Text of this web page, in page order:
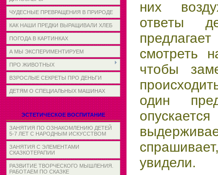
ЧУДЕСНЫЕ ПРЕВРАЩЕНИЯ В ПРИРОДЕ
КАК НАШИ ПРЕДКИ ВЫРАЩИВАЛИ ХЛЕБ
ПОГОДА В КАРТИНКАХ
А МЫ ЭКСПЕРИМЕНТИРУЕМ
ПРО ЖИВОТНЫХ
ВЗРОСЛЫЕ СЕКРЕТЫ ПРО ДЕНЬГИ
ДЕТЯМ О СПЕЦИАЛЬНЫХ МАШИНАХ
ЭСТЕТИЧЕСКОЕ ВОСПИТАНИЕ
ЗАНЯТИЯ ПО ОЗНАКОМЛЕНИЮ ДЕТЕЙ
5-7 ЛЕТ С НАРОДНЫМ ИСКУССТВОМ
ЗАНЯТИЯ С ЭЛЕМЕНТАМИ
СКАЗКОТЕРАПИИ
РАЗВИТИЕ ТВОРЧЕСКОГО МЫШЛЕНИЯ.
РАБОТАЕМ ПО СКАЗКЕ
них
ответы
смотреть
чтобы
один
увидели.